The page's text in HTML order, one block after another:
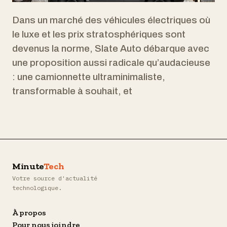
Dans un marché des véhicules électriques où
le luxe et les prix stratosphériques sont
devenus la norme, Slate Auto débarque avec
une proposition aussi radicale qu’audacieuse
: une camionnette ultraminimaliste,
transformable à souhait, et
MinuteTech
Votre source d'actualité
technologique.
À propos
Pour nous joindre